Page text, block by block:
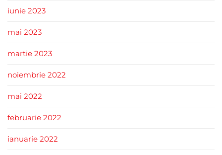
iunie 2023
mai 2023
martie 2023
noiembrie 2022
mai 2022
februarie 2022
ianuarie 2022